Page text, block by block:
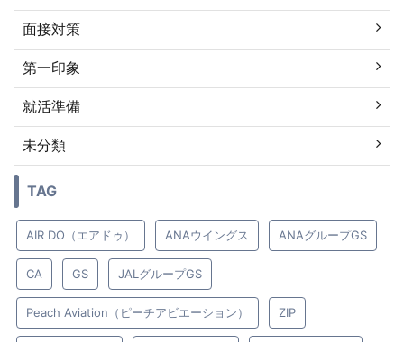
面接対策
第一印象
就活準備
未分類
TAG
AIR DO（エアドゥ） ANAウイングス ANAグループGS
CA GS JALグループGS
Peach Aviation（ピーチアビエーション） ZIP